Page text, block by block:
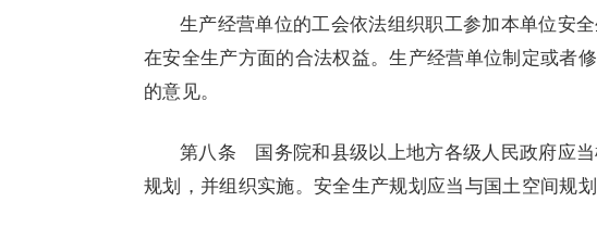
生产经营单位的工会依法组织职工参加本单位安
在安全生产方面的合法权益。生产经营单位制定或者
的意见。
第八条 国务院和县级以上地方各级人民政府应
规划，并组织实施。安全生产规划应当与国土空间规划